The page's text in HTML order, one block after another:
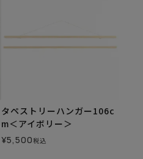
タペストリーハンガー106c
m＜アイボリー＞
¥5,500税込